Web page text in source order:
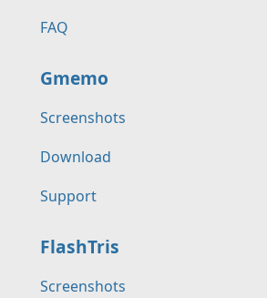
FAQ
Gmemo
Screenshots
Download
Support
FlashTris
Screenshots